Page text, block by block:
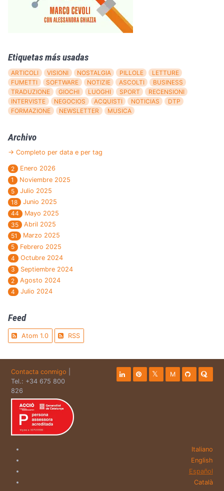
Etiquetas más usadas
ARTICOLI VISIONI NOSTALGIA PILLOLE
LETTURE
FUMETTI
SOFTWARE NOTIZIE ASCOLTI
BUSINESS
TRADUZIONE
GIOCHI LUOGHI SPORT
RECENSIONI
INTERVISTE
NEGOCIOS ACQUISTI NOTICIAS
DTP
FORMAZIONE
NEWSLETTER MUSICA
Archivo
→ Completo per data e per tag
2
Enero 2026
1
Noviembre 2025
5
Julio 2025
18
Junio 2025
44
Mayo 2025
35
Abril 2025
51
Marzo 2025
5
Febrero 2025
4
Octubre 2024
3
Septiembre 2024
2
Agosto 2024
4
Julio 2024
Feed
Atom 1.0 RSS
Contacta conmigo
Tel.: +34 675 800
826
M
Italiano
English
Español
Català